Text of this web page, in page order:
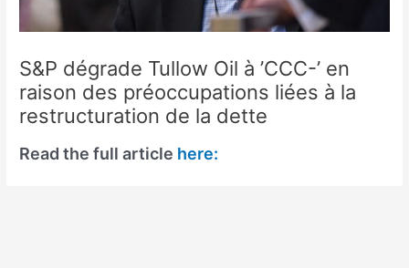
S&P dégrade Tullow Oil à ’CCC-’ en
raison des préoccupations liées à la
restructuration de la dette
Read the full article here: